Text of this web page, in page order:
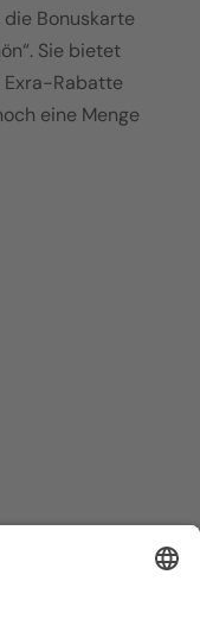
Bonuskarte
Sie bietet
Exra-Rabatte
eine Menge